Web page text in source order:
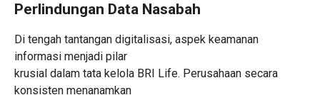
Perlindungan Data Nasabah
Di tengah tantangan digitalisasi, aspek keamanan
informasi menjadi pilar
krusial dalam tata kelola BRI Life. Perusahaan secara
konsisten menanamkan